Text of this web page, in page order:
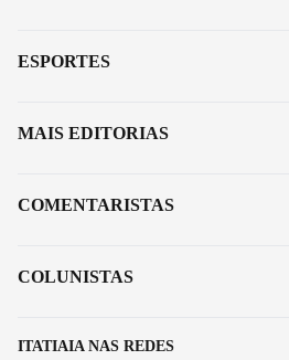
ITATIAIA NAS REDES
ESPORTES
MAIS EDITORIAS
COMENTARISTAS
COLUNISTAS